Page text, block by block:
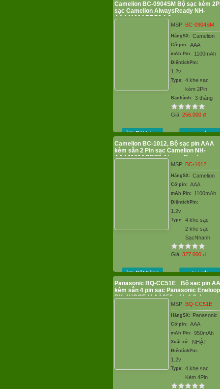
Camelion BC-0904SM Bộ sạc kèm
sạc Camelion AlwaysReady NH-
AAA1100ARBP2 1.2v
MSP: BC-0904SM
HãngSX: Camelion
Cỡ pin: AAA
mAh Pin: 1100mAh
ĐiệntíchPin:
1.2v
Type: 4 khe sạc
kèm 2Pin
Bảohành: 3 tháng
Giá: 256.000 đ
Camelion BC-1012, Bộ sạc pin AAA
kèm sẵn 2 Pin sạc Camelion NH-
AAA1100ARBP2 AlwaysReady
MSP: BC-1012
HãngSX: Camelion
Cỡ pin: AAA
mAh Pin: 1100mAh
ĐiệntíchPin:
1.2v
Type: 4 khe sạc
2 khe sạc
SạcNhanh
Giá: 327.000 đ
Panasonic BQ-CC51E _Bộ sạc pin
kèm sẳn 4 pin sạc Panasonic Eneloop
BK-4HCCE (AAA950mAh-1.2v)
MSP: BQ-CC51E
HãngSX: Panasonic
Cỡ pin: AAA
mAh Pin: 950mAh
Xuất xứ: NHẬT
ĐiệntíchPin:
1.2v
Type: 4 khe sạc
Kèm 4Pin